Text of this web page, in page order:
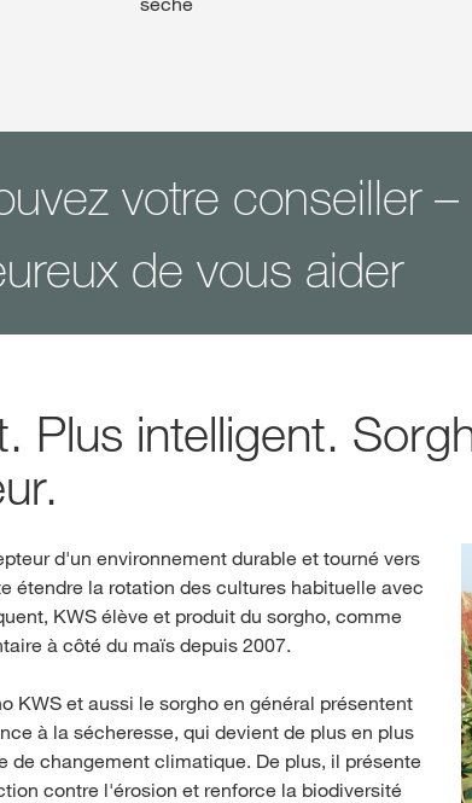
votre conseiller
de vous aider
Plus intelligent.
d'un environnement durable et tourné vers
étendre la rotation des cultures habituelle avec
KWS élève et produit du sorgho, comme
à côté du maïs depuis 2007.
KWS et aussi le sorgho en général présentent
à la sécheresse, qui devient de plus en plus
de changement climatique. De plus, il présente
contre l'érosion et renforce la biodiversité